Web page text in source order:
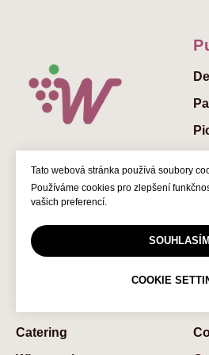
Tato webová stránka používá soubory
Používáme cookies pro zlepšení
vašich preferencí.
SOUHLASÍM
COOKIE
© 2022 Winedelivery.cz
Catering